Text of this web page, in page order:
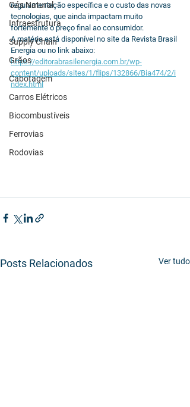
Gás Natural
Infraestrutura
Supply Chain
Grãos
Cabotagem
Carros Elétricos
Biocombustíveis
Ferrovias
Rodovias
regulamentação específica e o custo das novas
tecnologias, que ainda impactam muito
fortemente o preço final ao consumidor.
A matéria está disponível no site da Revista Brasil
Energia ou no link abaixo:
https://editorabrasilenergia.com.br/wp-
content/uploads/sites/1/flips/132866/Bia474/2/i
ndex.html
Posts Relacionados Ver tudo